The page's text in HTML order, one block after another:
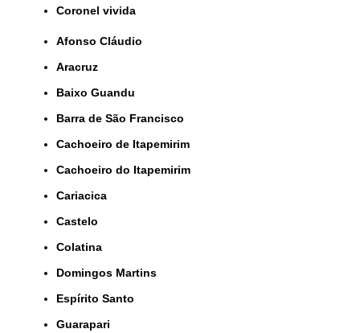
coronel vivida
Afonso Cláudio
Aracruz
Baixo Guandu
Barra de São Francisco
Cachoeiro de Itapemirim
Cachoeiro do Itapemirim
Cariacica
Castelo
Colatina
Domingos Martins
Espírito Santo
Guarapari